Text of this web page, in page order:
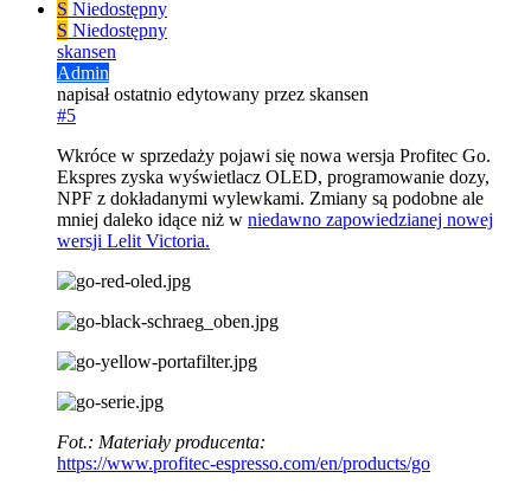
S Niedostępny
S Niedostępny
skansen
Admin
napisałostatnio edytowany przez skansen
#5
Wkróce w sprzedaży pojawi się nowa wersja Profitec Go.
Ekspres zyska wyświetlacz OLED, programowanie dozy,
NPF z dokładanymi wylewkami. Zmiany są podobne ale
mniej daleko idące niż w niedawno zapowiedzianej nowej
wersji Lelit Victoria.
Fot.: Materiały producenta:
https://www.profitec-espresso.com/en/products/go